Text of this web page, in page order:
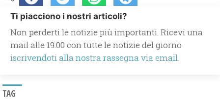
Ti piacciono i nostri articoli?
Non perderti le notizie più importanti. Ricevi una
mail alle 19.00 con tutte le notizie del giorno
iscrivendoti alla nostra rassegna via email.
TAG